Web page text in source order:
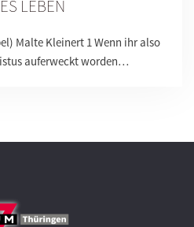
LEBEN
Malte Kleinert 1 Wenn ihr also
auferweckt worden…